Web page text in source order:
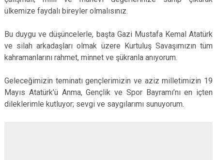
ülkemize faydalı bireyler olmalısınız.
Bu duygu ve düşüncelerle, başta Gazi Mustafa Kemal Atatürk
ve silah arkadaşları olmak üzere Kurtuluş Savaşımızın tüm
kahramanlarını rahmet, minnet ve şükranla anıyorum.
Geleceğimizin teminatı gençlerimizin ve aziz milletimizin 19
Mayıs Atatürk’ü Anma, Gençlik ve Spor Bayramı’nı en içten
dileklerimle kutluyor; sevgi ve saygılarımı sunuyorum.